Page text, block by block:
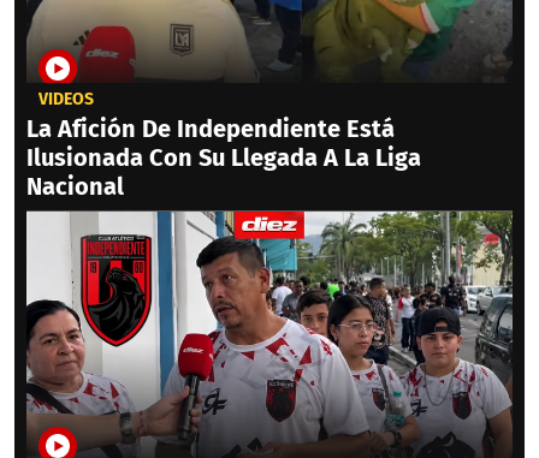
VIDEOS
La Afición De Independiente Está
Ilusionada Con Su Llegada A La Liga
Nacional